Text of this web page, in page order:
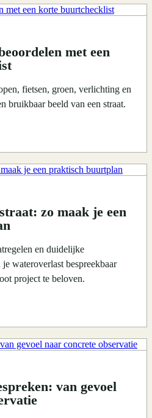
met een
fietsen, groen, verlichting en
bruikbaar beeld van een straat.
zo maak je een
en duidelijke
wateroverlast bespreekbaar
project te beloven.
van gevoel